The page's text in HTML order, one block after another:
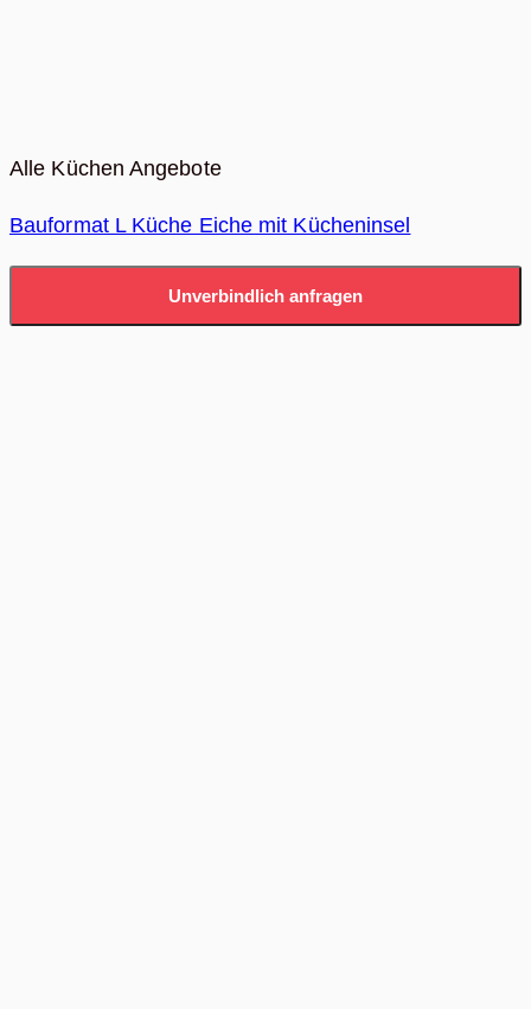
Alle Küchen Angebote
Bauformat L Küche Eiche mit Kücheninsel
Unverbindlich anfragen